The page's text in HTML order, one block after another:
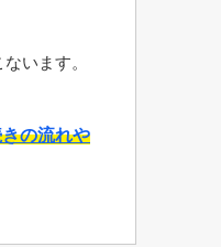
います。
の流れや